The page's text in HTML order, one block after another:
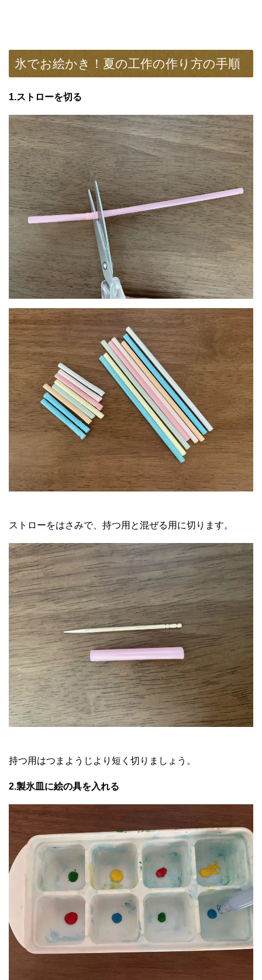
氷でお絵かき！夏の工作の作り方の手順
1.ストローを切る
ストローをはさみで、持つ用と混ぜる用に切ります。
持つ用はつまようじより短く切りましょう。
2.製氷皿に絵の具を入れる